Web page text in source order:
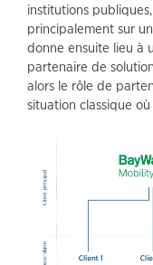
institutions
principalement sur
donne ensuite lieu à
partenaire de
alors le rôle de
situation classique